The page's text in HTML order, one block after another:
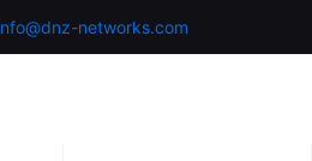
networks.com